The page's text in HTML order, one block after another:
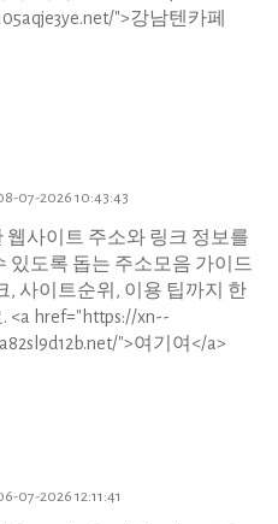
">강남텐카페
07-2026 10:43:43
웹사이트 주소와 링크 정보를
있도록 돕는 주소모음 가이드
, 사이트순위, 이용 팁까지 한
<a href="https://xn--
">여기여</a>
07-2026 12:11:41